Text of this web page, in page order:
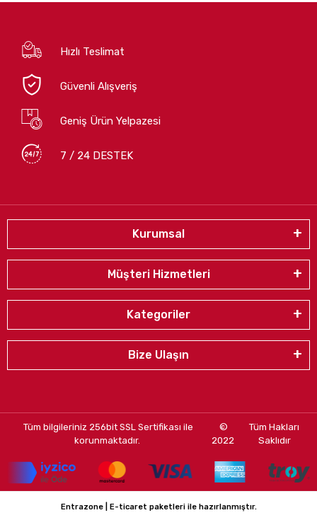
Hızlı Teslimat
Güvenli Alışveriş
Geniş Ürün Yelpazesi
7 / 24 DESTEK
Kurumsal
Müşteri Hizmetleri
Kategoriler
Bize Ulaşın
Tüm bilgileriniz 256bit SSL Sertifikası ile
korunmaktadır.
©
2022
Tüm Hakları
Saklıdır
Entrazone | E-ticaret paketleri ile hazırlanmıştır.